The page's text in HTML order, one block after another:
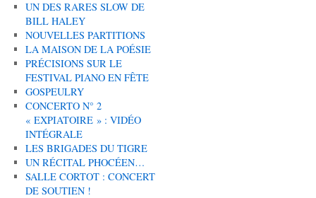
UN DES RARES SLOW DE
BILL HALEY
NOUVELLES PARTITIONS
LA MAISON DE LA POÉSIE
PRÉCISIONS SUR LE
FESTIVAL PIANO EN FÊTE
GOSPEULRY
CONCERTO N° 2
« EXPIATOIRE » : VIDÉO
INTÉGRALE
LES BRIGADES DU TIGRE
UN RÉCITAL PHOCÉEN…
SALLE CORTOT : CONCERT
DE SOUTIEN !